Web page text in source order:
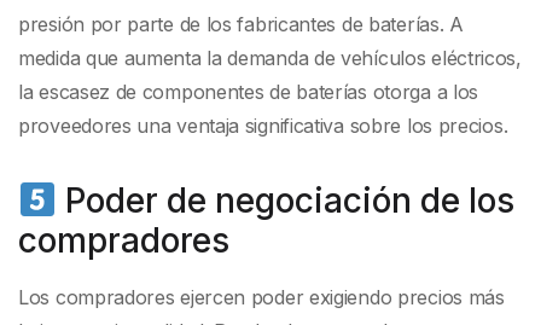
presión por parte de los fabricantes de baterías. A
medida que aumenta la demanda de vehículos eléctricos,
la escasez de componentes de baterías otorga a los
proveedores una ventaja significativa sobre los precios.
Poder de negociación de los
compradores
Los compradores ejercen poder exigiendo precios más